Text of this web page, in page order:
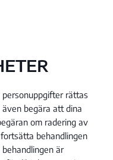
rättas
begära att dina
om radering av
behandlingen
är